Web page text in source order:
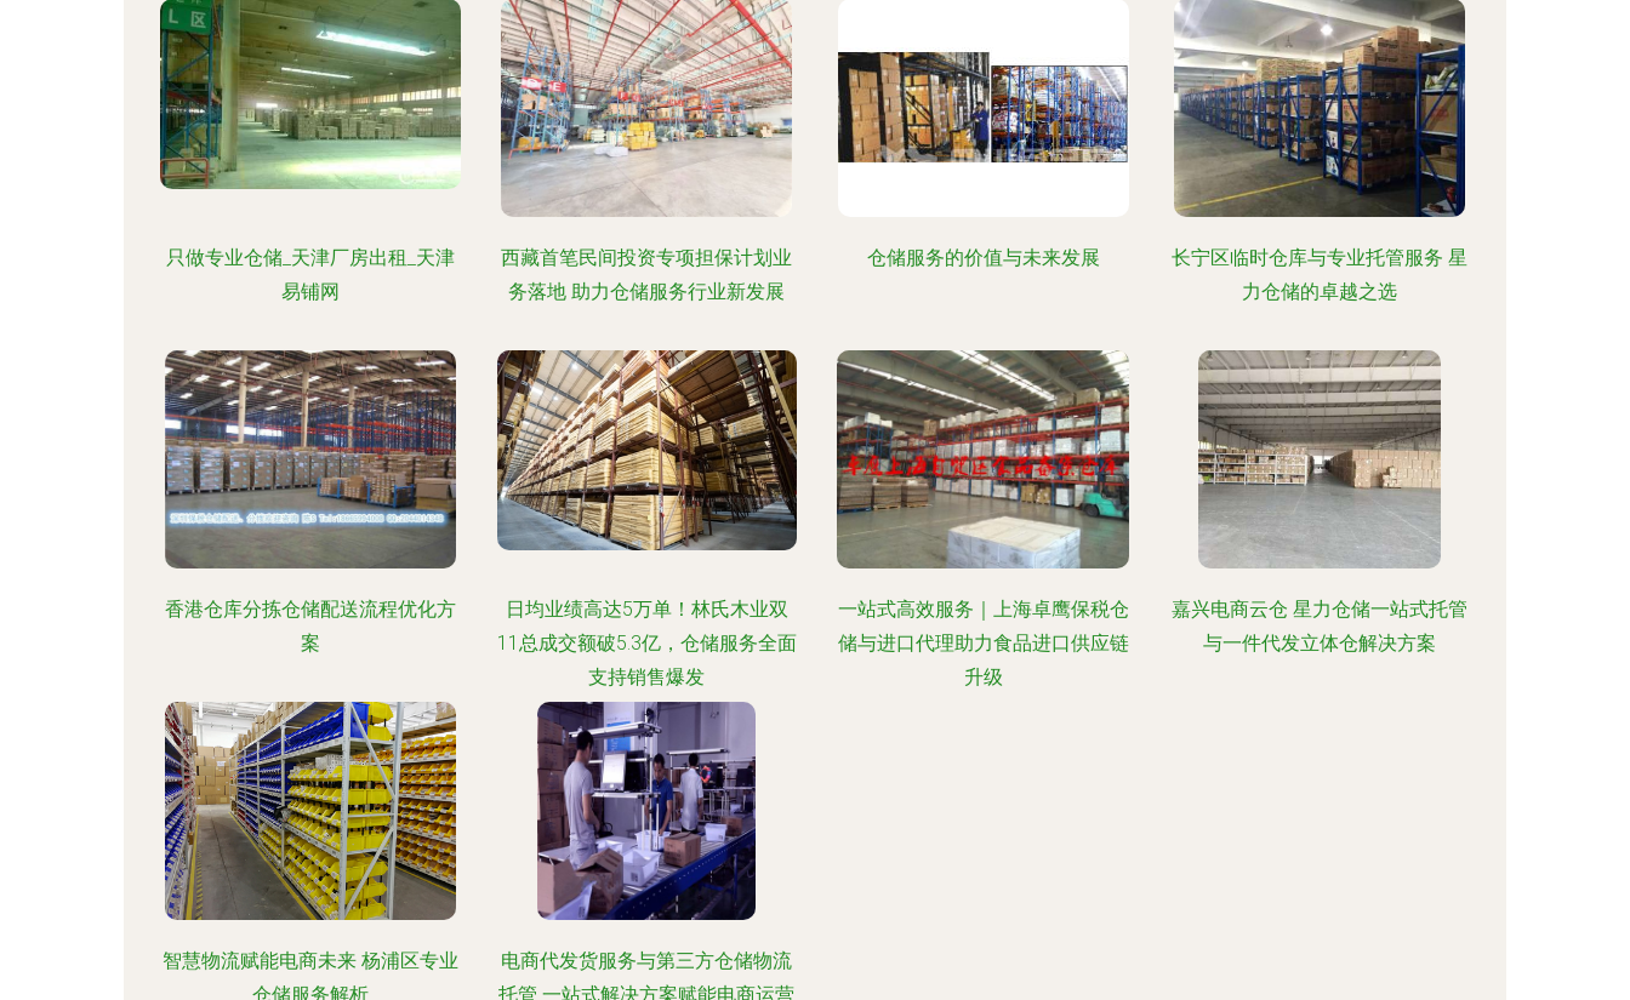
只做专业仓储_天津厂房出租_天津
易铺网
西藏首笔民间投资专项担保计划业
务落地 助力仓储服务行业新发展
仓储服务的价值与未来发展
长宁区临时仓库与专业托管服务 星
力仓储的卓越之选
香港仓库分拣仓储配送流程优化方
案
日均业绩高达5万单！林氏木业双
11总成交额破5.3亿，仓储服务全面
支持销售爆发
一站式高效服务｜上海卓鹰保税仓
储与进口代理助力食品进口供应链
升级
嘉兴电商云仓 星力仓储一站式托管
与一件代发立体仓解决方案
智慧物流赋能电商未来 杨浦区专业
仓储服务解析
电商代发货服务与第三方仓储物流
托管 一站式解决方案赋能电商运营